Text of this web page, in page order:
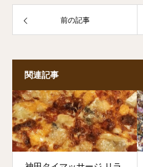
前の記事
関連記事